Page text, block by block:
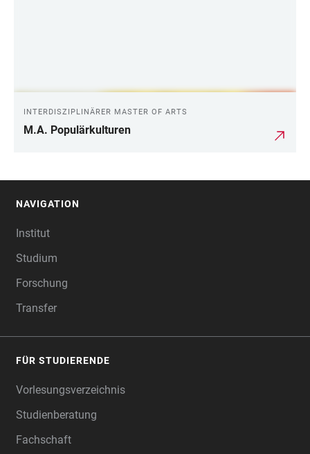
INTERDISZIPLINÄRER MASTER OF ARTS
M.A. Populärkulturen
NAVIGATION
Institut
Studium
Forschung
Transfer
FÜR STUDIERENDE
Vorlesungsverzeichnis
Studienberatung
Fachschaft